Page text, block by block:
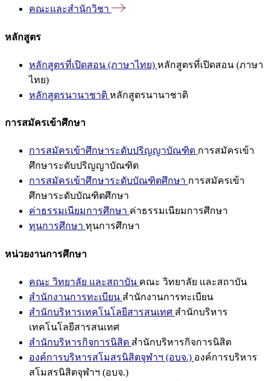
คณะและสำนักวิชา
หลักสูตร
หลักสูตรที่เปิดสอน (ภาษาไทย) หลักสูตรที่เปิดสอน (ภาษา
ไทย)
หลักสูตรนานาชาติ หลักสูตรนานาชาติ
การสมัครเข้าศึกษา
การสมัครเข้าศึกษาระดับปริญญาบัณฑิต การสมัครเข้า
ศึกษาระดับปริญญาบัณฑิต
การสมัครเข้าศึกษาระดับบัณฑิตศึกษา การสมัครเข้า
ศึกษาระดับบัณฑิตศึกษา
ค่าธรรมเนียมการศึกษา ค่าธรรมเนียมการศึกษา
ทุนการศึกษา ทุนการศึกษา
หน่วยงานการศึกษา
คณะ วิทยาลัย และสถาบัน คณะ วิทยาลัย และสถาบัน
สำนักงานการทะเบียน สำนักงานการทะเบียน
สำนักบริหารเทคโนโลยีสารสนเทศ สำนักบริหาร
เทคโนโลยีสารสนเทศ
สำนักบริหารกิจการนิสิต สำนักบริหารกิจการนิสิต
องค์การบริหารสโมสรนิสิตจุฬาฯ (อบจ.) องค์การบริหาร
สโมสรนิสิตจุฬาฯ (อบจ.)